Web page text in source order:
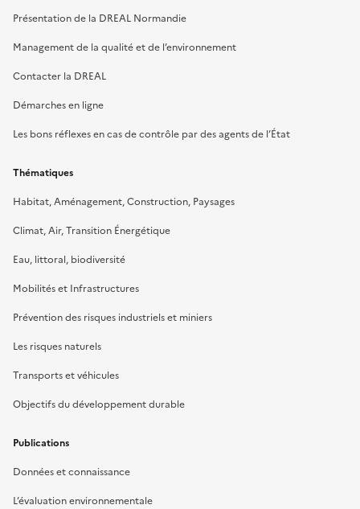
Présentation de la DREAL Normandie
Management de la qualité et de l’environnement
Contacter la DREAL
Démarches en ligne
Les bons réflexes en cas de contrôle par des agents de l’État
Thématiques
Habitat, Aménagement, Construction, Paysages
Climat, Air, Transition Énergétique
Eau, littoral, biodiversité
Mobilités et Infrastructures
Prévention des risques industriels et miniers
Les risques naturels
Transports et véhicules
Objectifs du développement durable
Publications
Données et connaissance
L’évaluation environnementale